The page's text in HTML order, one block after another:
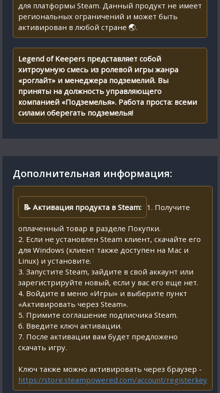
для платформы Steam. Данный продукт не имеет
региональных ограничений и может быть
активирован в любой стране 🌏.
Legend of Keepers представляет собой
хитроумную смесь из ролевой игры жанра
«роглайт» и менеджера подземелий. Вы
приняты на должность управляющего
компанией «Подземелья». Работа проста: всеми
силами оберегать подземелья!
Дополнительная информация:
📝 Активация продукта в Steam: 1. Получите
оплаченный товар в разделе Покупки.
2. Если не установлен Steam клиент, скачайте его
для Windows (клиент также доступен на Mac и
Linux) и установите.
3. Запустите Steam, зайдите в свой аккаунт или
зарегистрируйте новый, если у вас его еще нет.
4. Войдите в меню «Игры» и выберите пункт
«Активировать через Steam».
5. Примите соглашение подписчика Steam.
6. Введите ключ активации.
7. После активации вам будет предложено
скачать игру.
Ключ также можно активировать через браузер -
https://store.steampowered.com/account/registerkey